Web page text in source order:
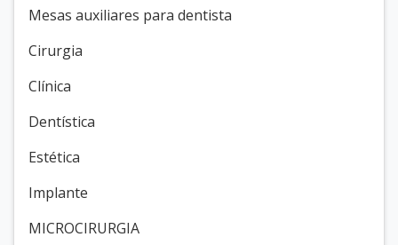
Mesas auxiliares para dentista
Cirurgia
Clínica
Dentística
Estética
Implante
MICROCIRURGIA